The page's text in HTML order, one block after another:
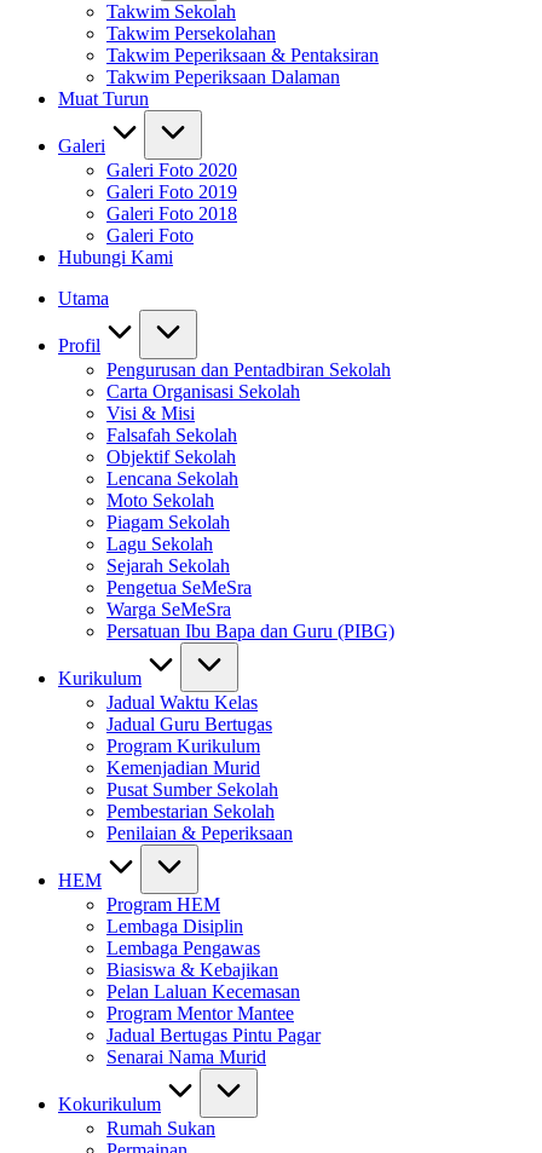
Takwim Sekolah
Takwim Persekolahan
Takwim Peperiksaan & Pentaksiran
Takwim Peperiksaan Dalaman
Muat Turun
Galeri
Galeri Foto 2020
Galeri Foto 2019
Galeri Foto 2018
Galeri Foto
Hubungi Kami
Utama
Profil
Pengurusan dan Pentadbiran Sekolah
Carta Organisasi Sekolah
Visi & Misi
Falsafah Sekolah
Objektif Sekolah
Lencana Sekolah
Moto Sekolah
Piagam Sekolah
Lagu Sekolah
Sejarah Sekolah
Pengetua SeMeSra
Warga SeMeSra
Persatuan Ibu Bapa dan Guru (PIBG)
Kurikulum
Jadual Waktu Kelas
Jadual Guru Bertugas
Program Kurikulum
Kemenjadian Murid
Pusat Sumber Sekolah
Pembestarian Sekolah
Penilaian & Peperiksaan
HEM
Program HEM
Lembaga Disiplin
Lembaga Pengawas
Biasiswa & Kebajikan
Pelan Laluan Kecemasan
Program Mentor Mantee
Jadual Bertugas Pintu Pagar
Senarai Nama Murid
Kokurikulum
Rumah Sukan